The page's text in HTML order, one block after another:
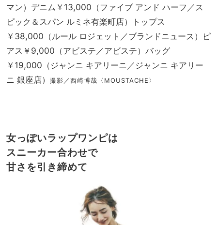
マン）デニム￥13,000（ファイブ アンド ハーフ／ス
ピック＆スパン ルミネ有楽町店）トップス
￥38,000（ルール ロジェット／ブランドニュース）ピ
アス￥9,000（アビステ／アビステ）バッグ
￥19,000（ジャンニ キアリーニ／ジャンニ キアリー
ニ 銀座店）
撮影／西崎博哉〈MOUSTACHE〉
女っぽいラップワンピは
スニーカー合わせで
甘さを引き締めて